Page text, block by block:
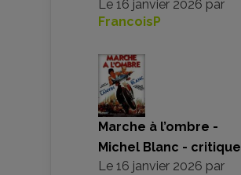
Le 16 janvier 2026 par
FrancoisP
Marche à l’ombre -
Michel Blanc - critique
Le 16 janvier 2026 par